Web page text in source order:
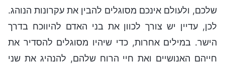
שלכם, ולעולם אינכם מסוגלים להבין את עקרונות הנוהג.
לכן, עדיין יש צורך לכוון את בני האדם להיווכח בדרך
הישר. במילים אחרות, כדי שיהיו מסוגלים להסדיר את
חייהם האנושיים ואת חיי הרוח שלהם, להנהיג את שני